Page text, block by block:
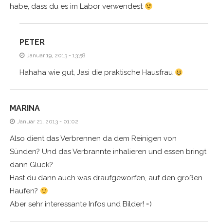
habe, dass du es im Labor verwendest
PETER
Januar 19, 2013 - 13:58
Hahaha wie gut, Jasi die praktische Hausfrau
MARINA
Januar 21, 2013 - 01:02
Also dient das Verbrennen da dem Reinigen von
Sünden? Und das Verbrannte inhalieren und essen bringt
dann Glück?
Hast du dann auch was draufgeworfen, auf den großen
Haufen?
Aber sehr interessante Infos und Bilder! =)